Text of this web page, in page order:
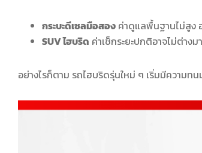
กระบะดีเซลมือสอง ค่าดูแลพื้นฐานไม่สูง
SUV ไฮบริด ค่าเช็กระยะปกติอาจไม่ต่า
อย่างไรก็ตาม รถไฮบริดรุ่นใหม่ ๆ เริ่มมีความท